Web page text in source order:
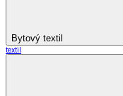
Bytový textil
textil